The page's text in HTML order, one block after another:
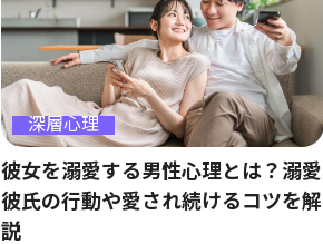
深層心理
彼女を溺愛する男性心理とは？溺愛
彼氏の行動や愛され続けるコツを解
説